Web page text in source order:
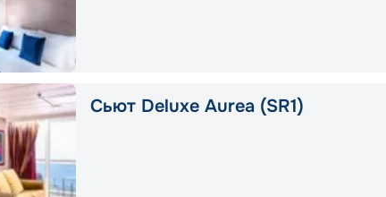
Сьют Deluxe Aurea (SR1)